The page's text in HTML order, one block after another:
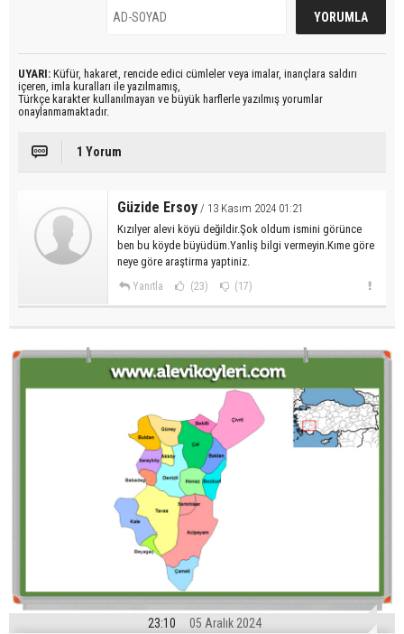
UYARI: Küfür, hakaret, rencide edici cümleler veya imalar, inançlara saldırı
içeren, imla kuralları ile yazılmamış,
Türkçe karakter kullanılmayan ve büyük harflerle yazılmış yorumlar
onaylanmamaktadır.
1 Yorum
Güzide Ersoy / 13 Kasım 2024 01:21
Kızılyer alevi köyü değildir.Şok oldum ismini görünce
ben bu köyde büyüdüm.Yanliş bilgi vermeyin.Kıme göre
neye göre araştirma yaptiniz.
Yanıtla (23) (17)
23:10 05 Aralık 2024